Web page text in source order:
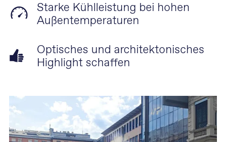
Starke Kühlleistung bei hohen
Außentemperaturen
Optisches und architektonisches
Highlight schaffen